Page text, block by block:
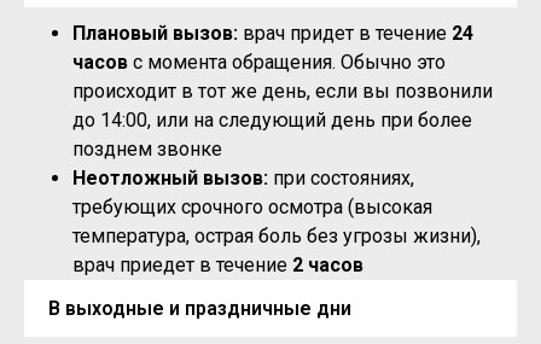
Плановый вызов: врач придет в течение 24
часов с момента обращения. Обычно это
происходит в тот же день, если вы позвонили
до 14:00, или на следующий день при более
позднем звонке
Неотложный вызов: при состояниях,
требующих срочного осмотра (высокая
температура, острая боль без угрозы жизни),
врач приедет в течение 2 часов
В выходные и праздничные дни